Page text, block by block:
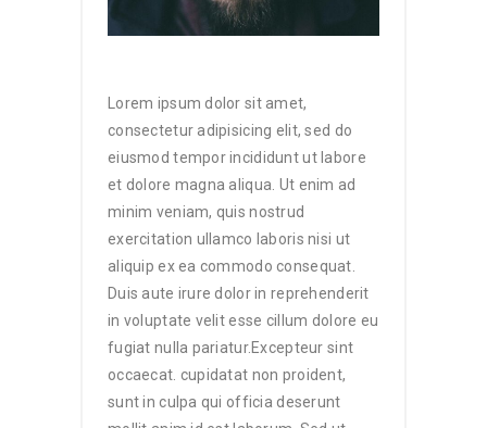
Lorem ipsum dolor sit amet,
consectetur adipisicing elit, sed do
eiusmod tempor incididunt ut labore
et dolore magna aliqua. Ut enim ad
minim veniam, quis nostrud
exercitation ullamco laboris nisi ut
aliquip ex ea commodo consequat.
Duis aute irure dolor in reprehenderit
in voluptate velit esse cillum dolore eu
fugiat nulla pariatur.Excepteur sint
occaecat. cupidatat non proident,
sunt in culpa qui officia deserunt